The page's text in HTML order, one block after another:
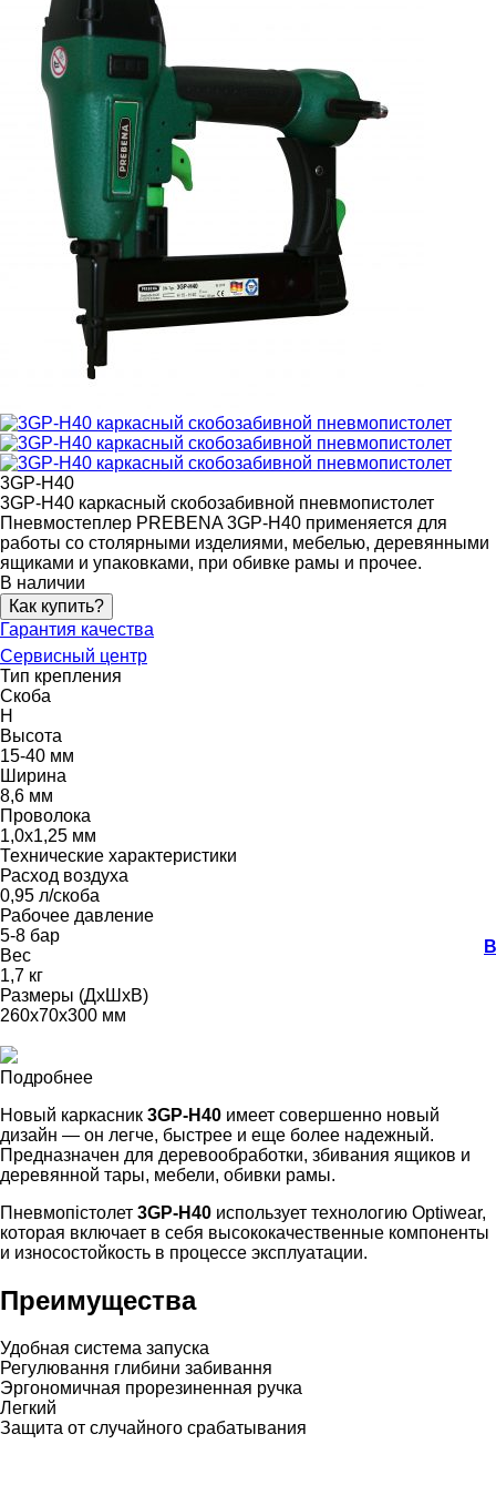
3GP-H40
3GP-H40 каркасный скобозабивной пневмопистолет
Пневмостеплер PREBENA 3GP-H40 применяется для
работы со столярными изделиями, мебелью, деревянными
ящиками и упаковками, при обивке рамы и прочее.
В наличии
Как купить?
Гарантия качества
Сервисный центр
Тип крепления
Скоба
H
Высота
15-40 мм
Ширина
8,6 мм
Проволока
1,0х1,25 мм
Технические характеристики
Расход воздуха
0,95 л/скоба
Рабочее давление
5-8 бар
Вес
1,7 кг
Размеры (ДхШхВ)
260x70x300 мм
Подробнее
Новый каркасник 3GP-H40 имеет совершенно новый
дизайн — он легче, быстрее и еще более надежный.
Предназначен для деревообработки, збивания ящиков и
деревянной тары, мебели, обивки рамы.
Пневмопістолет 3GP-H40 использует технологию Optiwear,
которая включает в себя высококачественные компоненты
и износостойкость в процессе эксплуатации.
Преимущества
Удобная система запуска
Регулювання глибини забивання
Эргономичная прорезиненная ручка
Легкий
Защита от случайного срабатывания